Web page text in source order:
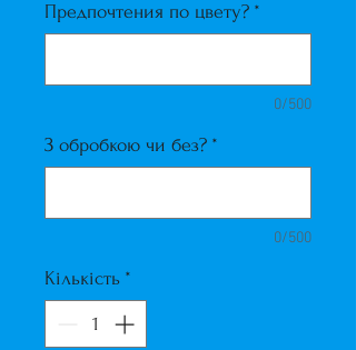
Предпочтения по цвету? *
0/500
З обробкою чи без? *
0/500
Кількість *